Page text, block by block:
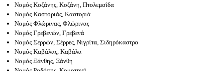
Νομός Κοζάνης, Κοζάνη, Πτολεμαΐδα
Νομός Καστοριάς, Καστοριά
Νομός Φλώρινας, Φλώρινας
Νομός Γρεβενών, Γρεβενά
Νομός Σερρών, Σέρρες, Νιγρίτα, Σιδηρόκαστρο
Νομός Καβάλας, Καβάλα
Νομός Ξάνθης, Ξάνθη